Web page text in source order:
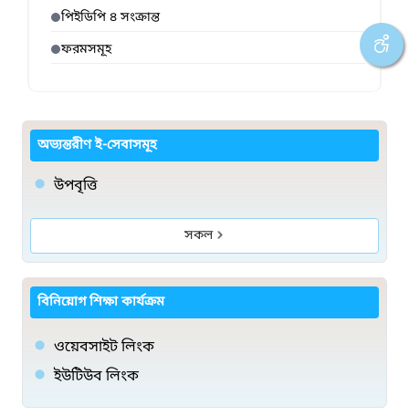
পিইডিপি ৪ সংক্রান্ত
ফরমসমূহ
অভ্যন্তরীণ ই-সেবাসমূহ
উপবৃত্তি
সকল
বিনিয়োগ শিক্ষা কার্যক্রম
ওয়েবসাইট লিংক
ইউটিউব লিংক